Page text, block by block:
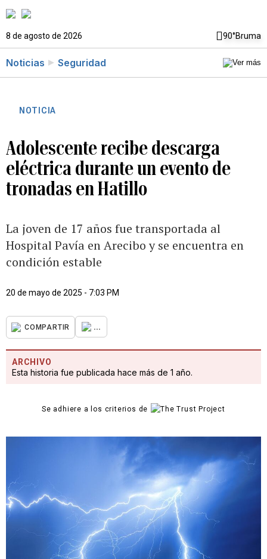
8 de agosto de 2026 90°Bruma
Noticias Seguridad
NOTICIA
Adolescente recibe descarga
eléctrica durante un evento de
tronadas en Hatillo
La joven de 17 años fue transportada al
Hospital Pavía en Arecibo y se encuentra en
condición estable
20 de mayo de 2025 - 7:03 PM
COMPARTIR ...
ARCHIVO
Esta historia fue publicada hace más de 1 año.
Se adhiere a los criterios de